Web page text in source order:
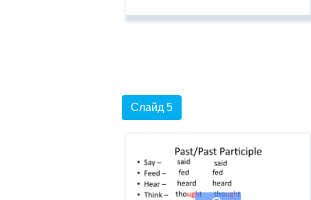
Слайд 5